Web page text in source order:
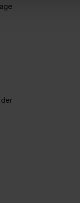
„Statistiken“ und
(Art. 49 Abs. 1
der